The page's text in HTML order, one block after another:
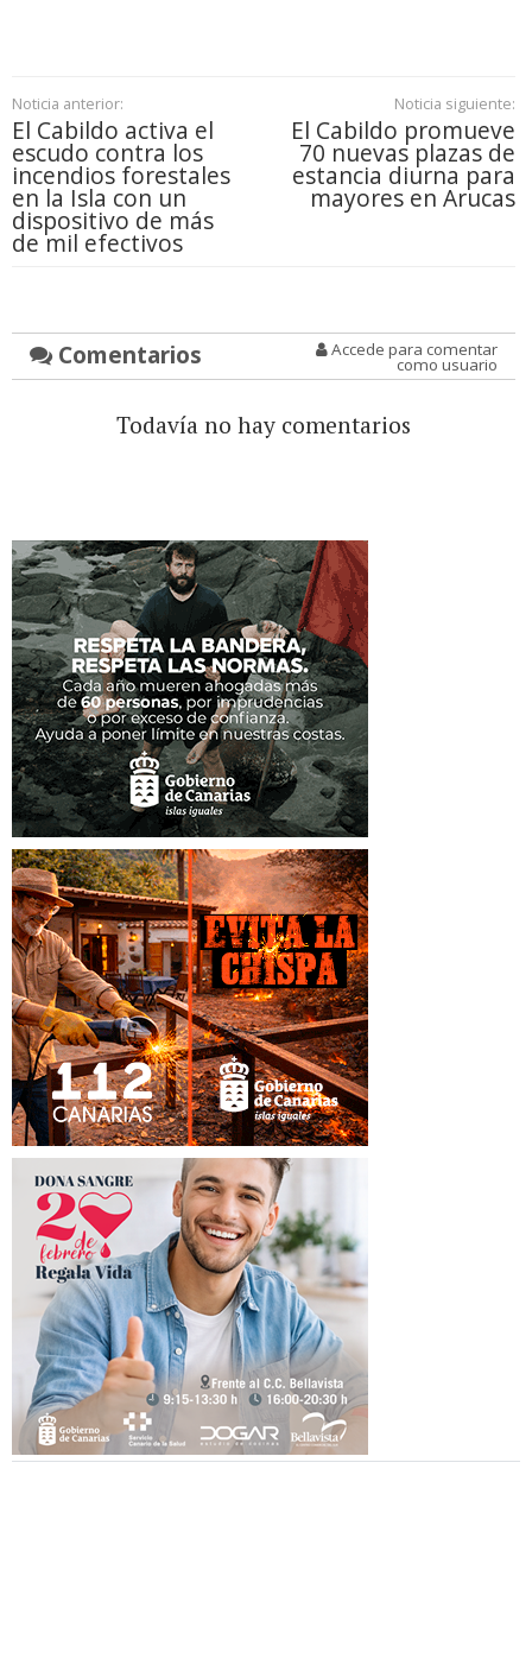
Noticia anterior:
El Cabildo activa el
escudo contra los
incendios forestales
en la Isla con un
dispositivo de más
de mil efectivos
Noticia siguiente:
El Cabildo promueve
70 nuevas plazas de
estancia diurna para
mayores en Arucas
Comentarios Accede para comentar
como usuario
Todavía no hay comentarios